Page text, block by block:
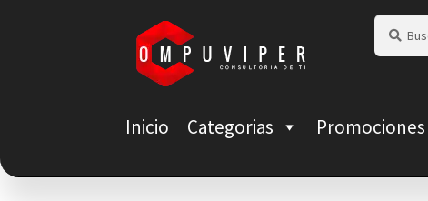
Saltar
navegación
contenido
Buscar
por:
Buscar
Inicio Categorias Promociones